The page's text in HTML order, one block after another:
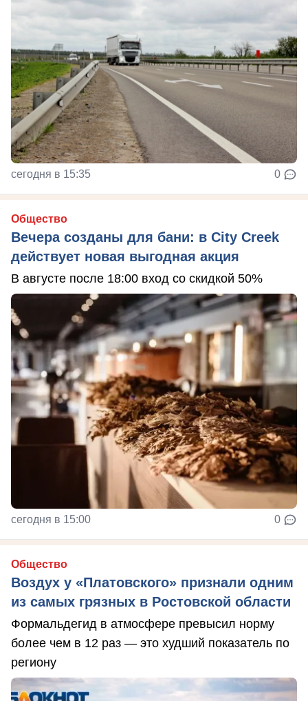
сегодня в 15:35 0
Общество
Вечера созданы для бани: в City Creek
действует новая выгодная акция
В августе после 18:00 вход со скидкой 50%
сегодня в 15:00 0
Общество
Воздух у «Платовского» признали одним
из самых грязных в Ростовской области
Формальдегид в атмосфере превысил норму
более чем в 12 раз — это худший показатель по
региону